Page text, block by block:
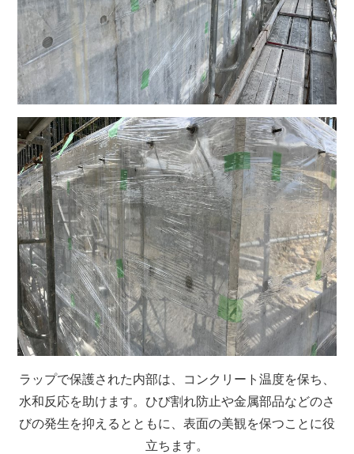
ラップで保護された内部は、コンクリート温度を保ち、
水和反応を助けます。ひび割れ防止や金属部品などのさ
びの発生を抑えるとともに、表面の美観を保つことに役
立ちます。